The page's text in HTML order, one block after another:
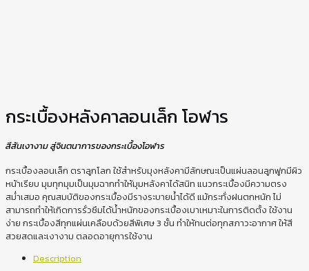
กระเบื้องหลังคาลอนเล็ก โอฬาร
สีสันเงางาม สู่จินตนาการของกระเบื้องโอฬาร
กระเบื้องลอนเล็ก ตราลูกโลก ใช้สำหรับมุงหลังคามีลักษณะเป็นแผ่นลอนลูกฟูกมีผิว
หน้าเรียบ มุมทุกมุมเป็นมุมฉากทำให้มุมหลังคาได้สนิท แนวกระเบื้องมีความตรง
สม่ำเสมอ คุณสมบัติของกระเบื้องมีรางระบายน้ำได้ดี แม้กระทั่งฝนตกหนัก ไม่
สามารถทำให้เกิดการรั่วซึมได้น้ำหนักของกระเบื้องเบาเหมาะในการติดตั้ง ใช้งาน
ง่าย กระเบื้องสีทุกแผ่นเคลือบด้วยสีพิเศษ 3 ชั้น ทำให้ทนต่อทุกสภาวะอากาศ ให้สี
สวยสดและเงางาม ตลอดอายุการใช้งาน
Description